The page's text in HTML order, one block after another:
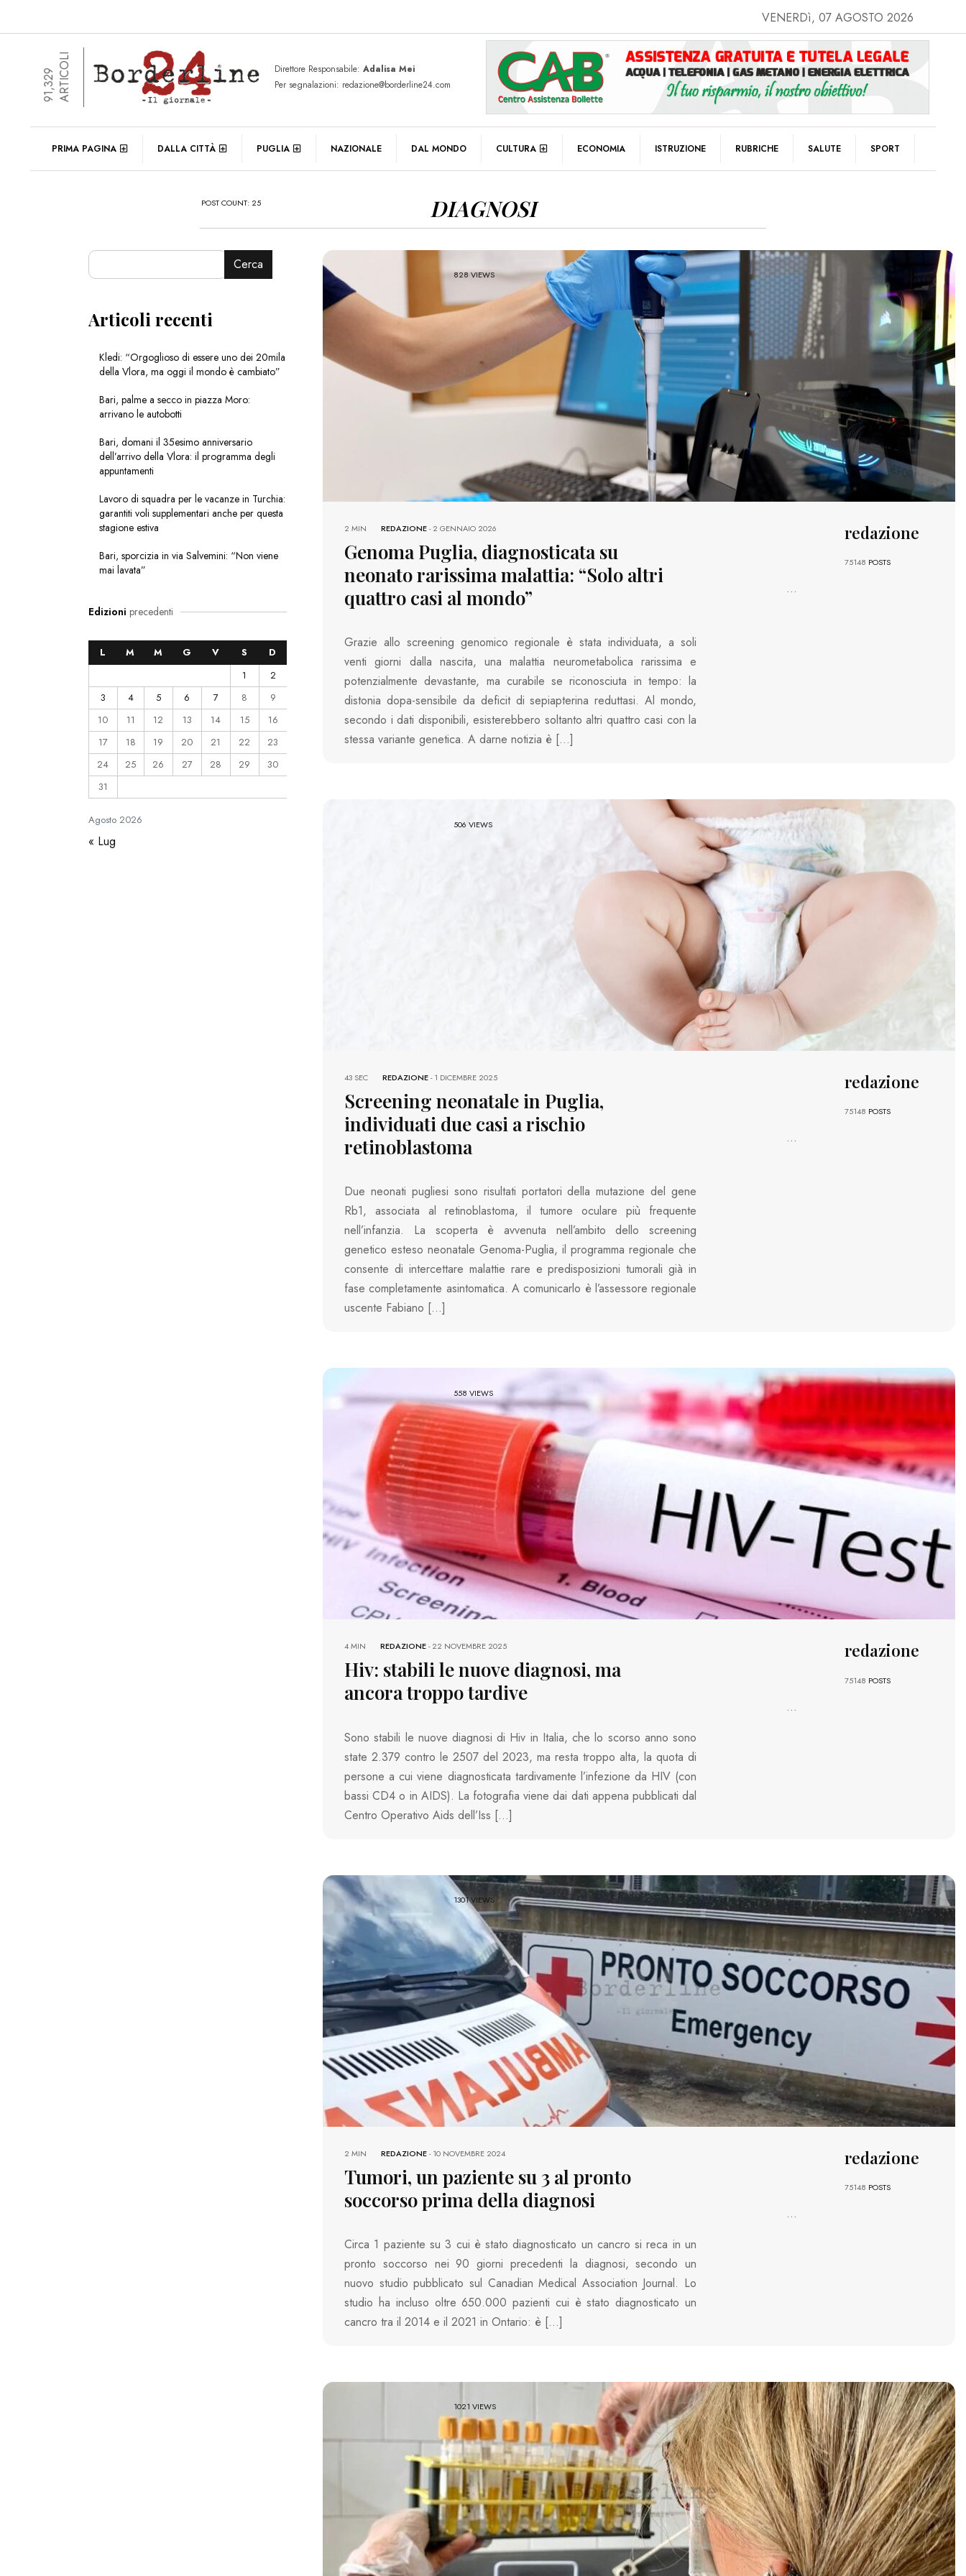
VENERDì, 07 AGOSTO 2026
91,329ARTICOLI Direttore Responsabile: Adalisa Mei
Per segnalazioni: redazione@borderline24.com
PRIMA PAGINA DALLA CITTÀ PUGLIA NAZIONALE DAL MONDO CULTURA ECONOMIA ISTRUZIONE RUBRICHE SALUTE SPORT
POST COUNT: 25 DIAGNOSI
828 VIEWS
REDAZIONE-2 GENNAIO 2026
2 MIN
Genoma Puglia, diagnosticata su
neonato rarissima malattia: “Solo altri
quattro casi al mondo”
Grazie allo screening genomico regionale è stata individuata, a soli
venti giorni dalla nascita, una malattia neurometabolica rarissima e
potenzialmente devastante, ma curabile se riconosciuta in tempo: la
distonia dopa-sensibile da deficit di sepiapterina reduttasi. Al mondo,
secondo i dati disponibili, esisterebbero soltanto altri quattro casi con la
stessa variante genetica. A darne notizia è […]
redazione
75148 POSTS
...
506 VIEWS
REDAZIONE-1 DICEMBRE 2025
43 SEC
Screening neonatale in Puglia,
individuati due casi a rischio
retinoblastoma
Due neonati pugliesi sono risultati portatori della mutazione del gene
Rb1, associata al retinoblastoma, il tumore oculare più frequente
nell’infanzia. La scoperta è avvenuta nell’ambito dello screening
genetico esteso neonatale Genoma-Puglia, il programma regionale che
consente di intercettare malattie rare e predisposizioni tumorali già in
fase completamente asintomatica. A comunicarlo è l’assessore regionale
uscente Fabiano […]
redazione
75148 POSTS
...
558 VIEWS
REDAZIONE-22 NOVEMBRE 2025
4 MIN
Hiv: stabili le nuove diagnosi, ma
ancora troppo tardive
Sono stabili le nuove diagnosi di Hiv in Italia, che lo scorso anno sono
state 2.379 contro le 2507 del 2023, ma resta troppo alta, la quota di
persone a cui viene diagnosticata tardivamente l’infezione da HIV (con
bassi CD4 o in AIDS). La fotografia viene dai dati appena pubblicati dal
Centro Operativo Aids dell’Iss […]
redazione
75148 POSTS
...
1301 VIEWS
REDAZIONE-10 NOVEMBRE 2024
2 MIN
Tumori, un paziente su 3 al pronto
soccorso prima della diagnosi
Circa 1 paziente su 3 cui è stato diagnosticato un cancro si reca in un
pronto soccorso nei 90 giorni precedenti la diagnosi, secondo un
nuovo studio pubblicato sul Canadian Medical Association Journal. Lo
studio ha incluso oltre 650.000 pazienti cui è stato diagnosticato un
cancro tra il 2014 e il 2021 in Ontario: è […]
redazione
75148 POSTS
...
1021 VIEWS
Cerca
Articoli recenti
Kledi: “Orgoglioso di essere uno dei 20mila
della Vlora, ma oggi il mondo è cambiato”
Bari, palme a secco in piazza Moro:
arrivano le autobotti
Bari, domani il 35esimo anniversario
dell’arrivo della Vlora: il programma degli
appuntamenti
Lavoro di squadra per le vacanze in Turchia:
garantiti voli supplementari anche per questa
stagione estiva
Bari, sporcizia in via Salvemini: “Non viene
mai lavata”
Edizioni precedenti
Agosto2026
L M M G V S
D
1
2
3
4 5 6 7 8
9
10
11 12 13 14 15
16
17
18 19 20 21 22
23
24
25 26 27 28 29
30
31
« Lug